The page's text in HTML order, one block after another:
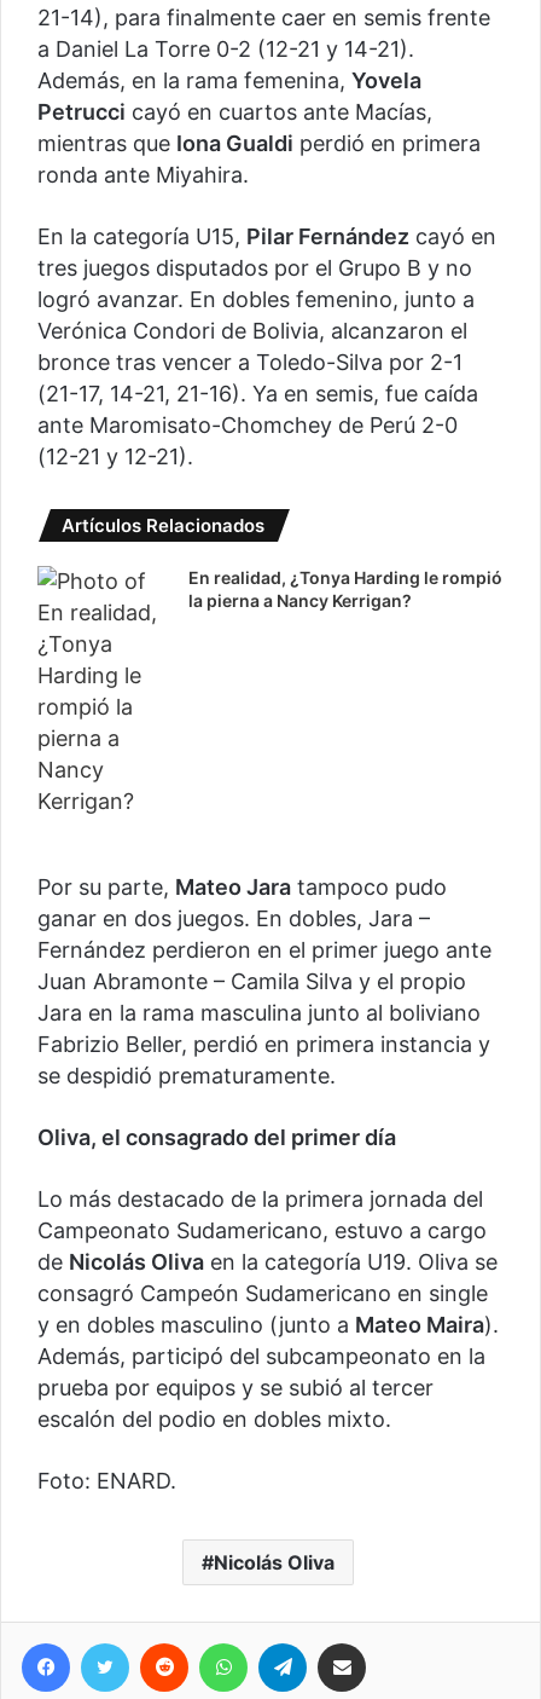
21-14), para finalmente caer en semis frente
a Daniel La Torre 0-2 (12-21 y 14-21).
Además, en la rama femenina, Yovela
Petrucci cayó en cuartos ante Macías,
mientras que Iona Gualdi perdió en primera
ronda ante Miyahira.
En la categoría U15, Pilar Fernández cayó en
tres juegos disputados por el Grupo B y no
logró avanzar. En dobles femenino, junto a
Verónica Condori de Bolivia, alcanzaron el
bronce tras vencer a Toledo-Silva por 2-1
(21-17, 14-21, 21-16). Ya en semis, fue caída
ante Maromisato-Chomchey de Perú 2-0
(12-21 y 12-21).
Artículos Relacionados
En realidad, ¿Tonya Harding le rompió
la pierna a Nancy Kerrigan?
Por su parte, Mateo Jara tampoco pudo
ganar en dos juegos. En dobles, Jara –
Fernández perdieron en el primer juego ante
Juan Abramonte – Camila Silva y el propio
Jara en la rama masculina junto al boliviano
Fabrizio Beller, perdió en primera instancia y
se despidió prematuramente.
Oliva, el consagrado del primer día
Lo más destacado de la primera jornada del
Campeonato Sudamericano, estuvo a cargo
de Nicolás Oliva en la categoría U19. Oliva se
consagró Campeón Sudamericano en single
y en dobles masculino (junto a Mateo Maira).
Además, participó del subcampeonato en la
prueba por equipos y se subió al tercer
escalón del podio en dobles mixto.
Foto: ENARD.
Nicolás Oliva
Facebook
Twitter Reddit WhatsAppTelegram